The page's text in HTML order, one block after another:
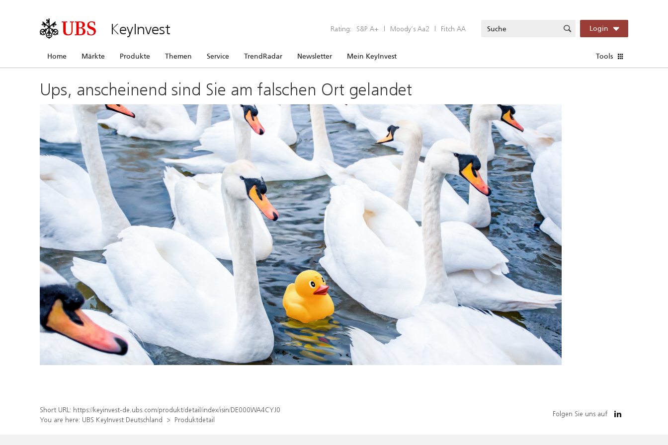
KeyInvest Rating: S&P A+ | Moody’s Aa2 | Fitch AA Login
Home Märkte Produkte Themen Service TrendRadar Newsletter Mein KeyInvest Tools
Ups, anscheinend sind Sie am falschen Ort gelandet
Short URL: https://keyinvest-de.ubs.com/produkt/detail/index/isin/DE000WA4CYJ0
You are here: UBS KeyInvest Deutschland Produktdetail
Folgen Sie uns auf